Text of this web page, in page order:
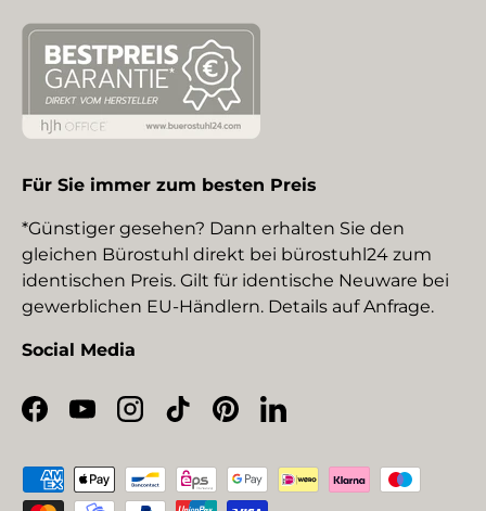
Für Sie immer zum besten Preis
*Günstiger gesehen? Dann erhalten Sie den
gleichen Bürostuhl direkt bei bürostuhl24 zum
identischen Preis. Gilt für identische Neuware bei
gewerblichen EU-Händlern. Details auf Anfrage.
Social Media
Facebook
YouTubeInstagram
TikTokPinterestLinkedIn
Zahlungsmethoden